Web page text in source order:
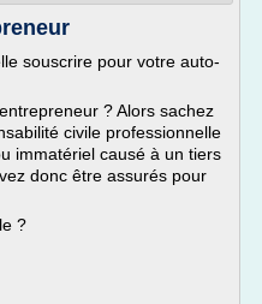
souscrire pour votre auto-
? Alors sachez
civile professionnelle
immatériel causé à un tiers
donc être assurés pour
?